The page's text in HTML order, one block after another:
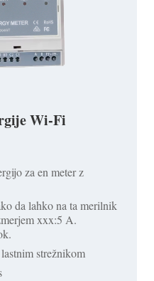
Wi-Fi
za en meter z
da lahko na ta merilnik
xxx:5 A.
strežnikom